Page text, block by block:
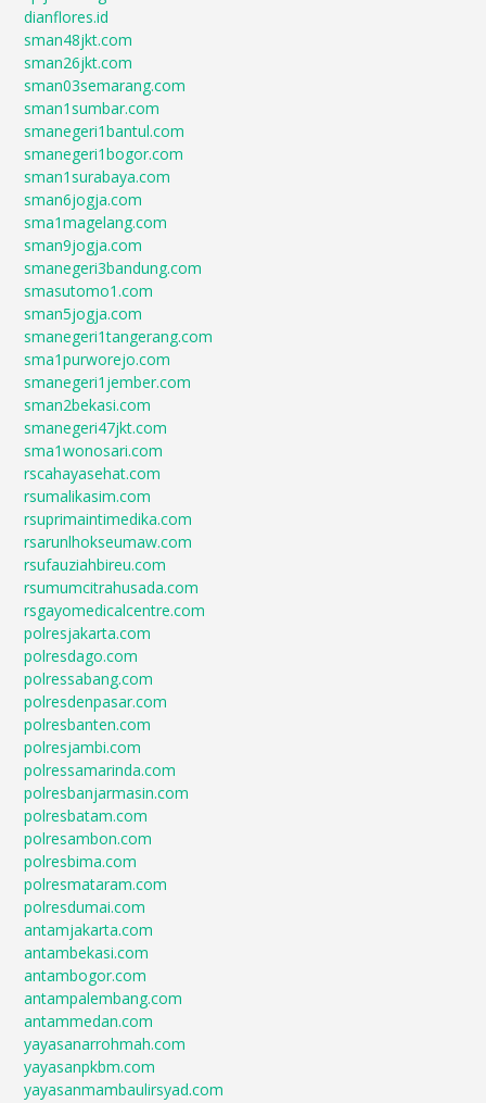
dianflores.id
sman48jkt.com
sman26jkt.com
sman03semarang.com
sman1sumbar.com
smanegeri1bantul.com
smanegeri1bogor.com
sman1surabaya.com
sman6jogja.com
sma1magelang.com
sman9jogja.com
smanegeri3bandung.com
smasutomo1.com
sman5jogja.com
smanegeri1tangerang.com
sma1purworejo.com
smanegeri1jember.com
sman2bekasi.com
smanegeri47jkt.com
sma1wonosari.com
rscahayasehat.com
rsumalikasim.com
rsuprimaintimedika.com
rsarunlhokseumaw.com
rsufauziahbireu.com
rsumumcitrahusada.com
rsgayomedicalcentre.com
polresjakarta.com
polresdago.com
polressabang.com
polresdenpasar.com
polresbanten.com
polresjambi.com
polressamarinda.com
polresbanjarmasin.com
polresbatam.com
polresambon.com
polresbima.com
polresmataram.com
polresdumai.com
antamjakarta.com
antambekasi.com
antambogor.com
antampalembang.com
antammedan.com
yayasanarrohmah.com
yayasanpkbm.com
yayasanmambaulirsyad.com